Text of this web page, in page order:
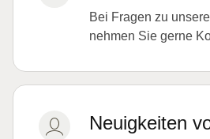
Bei Fragen zu
nehmen Sie gerne
Neuigkeiten